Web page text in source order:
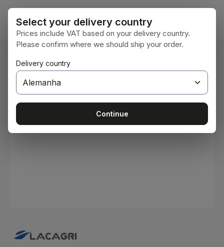
Ir para o conteúdo principal
Você está aqui: Home
Select your delivery country
Prices include VAT based on your delivery country.
Please confirm where we should ship your order.
Delivery country
Continue